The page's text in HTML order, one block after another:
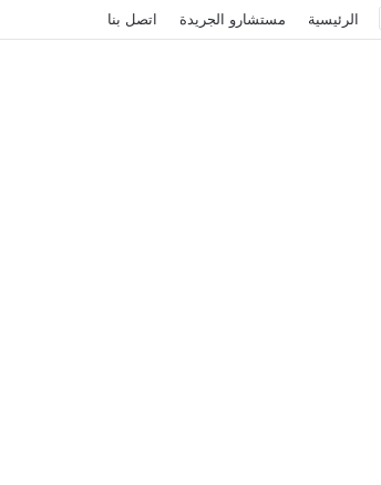
الرئيسية مستشارو الجريدة اتصل بنا